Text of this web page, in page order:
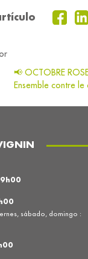
📢 OCTOBRE
Ensemble contre le
sábado, domingo :